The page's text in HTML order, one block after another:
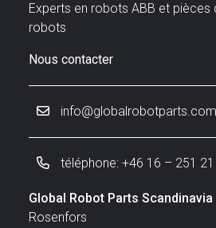
Experts en robots ABB et pièces
robots
Nous contacter
info@globalrobotparts.com
téléphone: +46 16 – 251 21
Global Robot Parts Scandinavia
Rosenfors